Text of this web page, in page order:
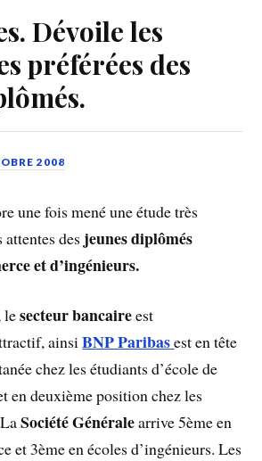
Dévoile les
préférées des
2008
une fois mené une étude très
attentes des jeunes diplômés
et d’ingénieurs.
lesecteur bancaireest
ainsiBNP Paribasest en tête
chez les étudiants d’école de
en deuxième position chez les
LaSociété Généralearrive 5ème en
et 3ème en écoles d’ingénieurs. Les